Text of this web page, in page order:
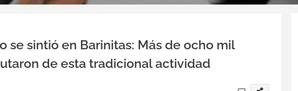
se sintió en Barinitas: Más de ocho mil
de esta tradicional actividad